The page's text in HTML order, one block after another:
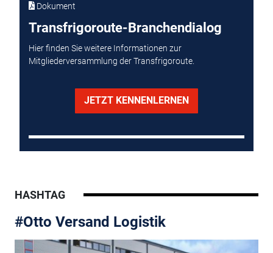
Dokument
Transfrigoroute-Branchendialog
Hier finden Sie weitere Informationen zur
Mitgliederversammlung der Transfrigoroute.
JETZT KENNENLERNEN
HASHTAG
#Otto Versand Logistik